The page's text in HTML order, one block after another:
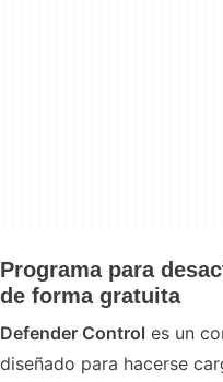
Programa para
de forma gratuita
Defender Control es un
diseñado para hacerse